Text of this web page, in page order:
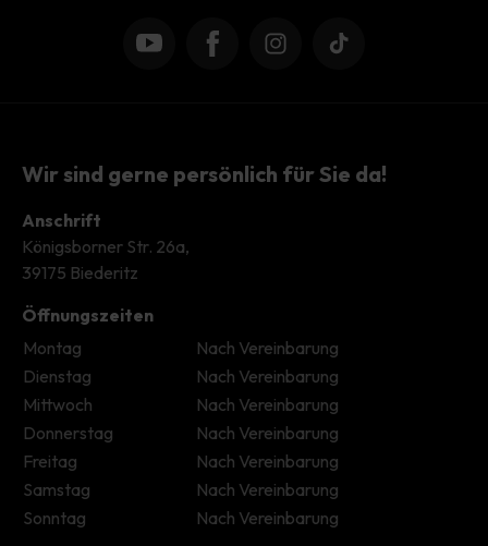
YouTube FacebookInstagramTikTok
Wir sind gerne persönlich für Sie da!
Anschrift
Königsborner Str. 26a,
39175 Biederitz
Öffnungszeiten
Montag
Nach Vereinbarung
Dienstag
Nach Vereinbarung
Mittwoch
Nach Vereinbarung
Donnerstag
Nach Vereinbarung
Freitag
Nach Vereinbarung
Samstag
Nach Vereinbarung
Sonntag
Nach Vereinbarung